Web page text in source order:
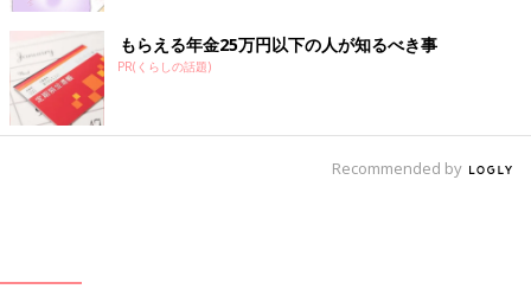
もらえる年金25万円以下の人が知るべき事
PR(くらしの話題)
Recommended by